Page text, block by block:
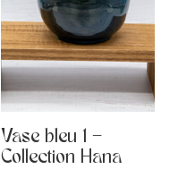
Vase bleu 1 –
Collection Hana